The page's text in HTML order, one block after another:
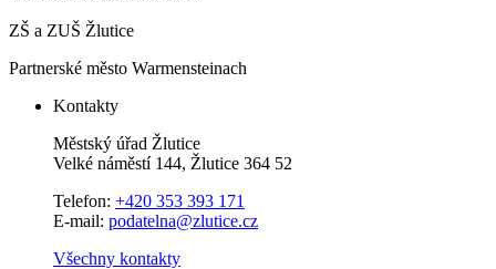
ZŠ a ZUŠ Žlutice
Partnerské město Warmensteinach
Kontakty
Městský úřad Žlutice
Velké náměstí 144, Žlutice 364 52
Telefon: +420 353 393 171
E-mail: podatelna@zlutice.cz
Všechny kontakty